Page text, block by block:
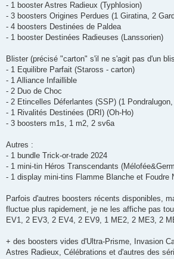
- 1 booster Astres Radieux (Typhlosion)
- 3 boosters Origines Perdues (1 Giratina, 2
- 4 boosters Destinées de Paldea
- 1 booster Destinées Radieuses (Lanssorien)
Blister (précisé "carton" s'il ne s'agit pas d'un
- 1 Equilibre Parfait (Staross - carton)
- 1 Alliance Infaillible
- 2 Duo de Choc
- 2 Etincelles Déferlantes (SSP) (1
- 1 Rivalités Destinées (DRI) (Oh-Ho)
- 3 boosters m1s, 1 m2, 2 sv6a
Autres :
- 1 bundle Trick-or-trade 2024
- 1 mini-tin Héros Transcendants
- 1 display mini-tins Flamme Blanche et Foudre
Parfois d'autres boosters récents disponibles,
fluctue plus rapidement, je ne les affiche pas
EV1, 2 EV3, 2 EV4, 2 EV9, 1 ME2, 2 ME3, 2
+ des boosters vides d'Ultra-Prisme, Invasion
Astres Radieux, Célébrations et d'autres des